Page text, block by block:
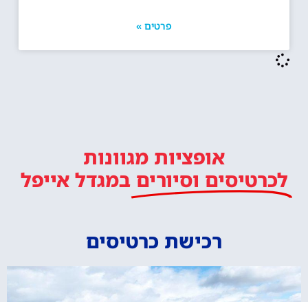
פרטים »
אופציות מגוונות
לכרטיסים וסיורים במגדל אייפל
רכישת כרטיסים